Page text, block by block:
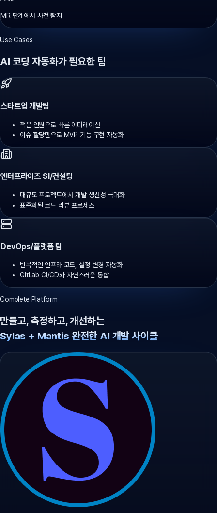
MR 단계에서 사전 탐지
Use Cases
AI 코딩 자동화가 필요한 팀
스타트업 개발팀
적은 인원으로 빠른 이터레이션
이슈 할당만으로 MVP 기능 구현 자동화
엔터프라이즈 SI/컨설팅
대규모 프로젝트에서 개발 생산성 극대화
표준화된 코드 리뷰 프로세스
DevOps/플랫폼 팀
반복적인 인프라 코드, 설정 변경 자동화
GitLab CI/CD와 자연스러운 통합
Complete Platform
만들고, 측정하고, 개선하는
Sylas + Mantis 완전한 AI 개발 사이클